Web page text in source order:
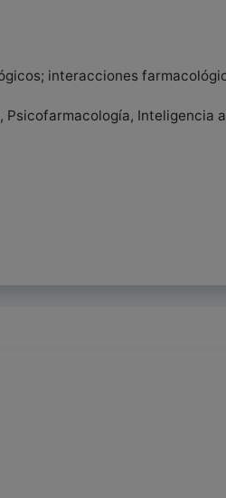
interacciones
Psicofarmacología, Inteligencia